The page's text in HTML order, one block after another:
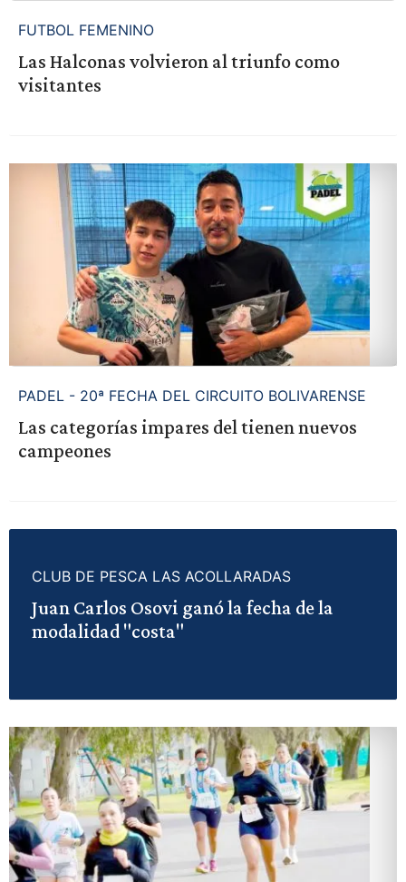
FUTBOL FEMENINO
Las Halconas volvieron al triunfo como
visitantes
PADEL - 20ª FECHA DEL CIRCUITO BOLIVARENSE
Las categorías impares del tienen nuevos
campeones
CLUB DE PESCA LAS ACOLLARADAS
Juan Carlos Osovi ganó la fecha de la
modalidad "costa"